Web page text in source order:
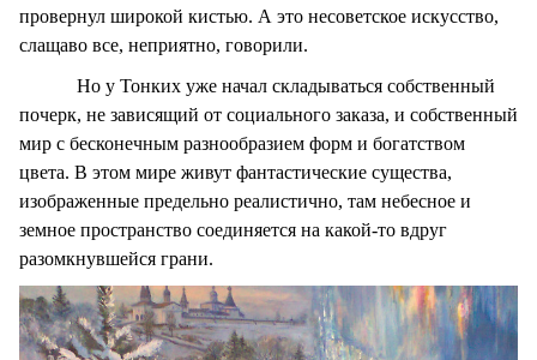
провернул широкой кистью. А это несоветское искусство,
слащаво все, неприятно, говорили.
Но у Тонких уже начал складываться собственный
почерк, не зависящий от социального заказа, и собственный
мир с бесконечным разнообразием форм и богатством
цвета. В этом мире живут фантастические существа,
изображенные предельно реалистично, там небесное и
земное пространство соединяется на какой-то вдруг
разомкнувшейся грани.